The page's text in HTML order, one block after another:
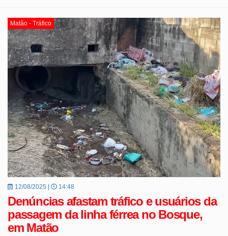
Matão - Tráfico
12/08/2025 | 14:48
Denúncias afastam tráfico e usuários da
passagem da linha férrea no Bosque,
em Matão